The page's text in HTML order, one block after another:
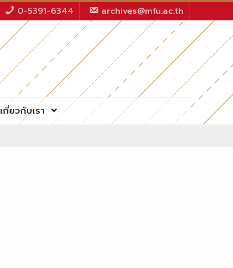
0-5391-6344 archives@mfu.ac.th
เกี่ยวกับเรา